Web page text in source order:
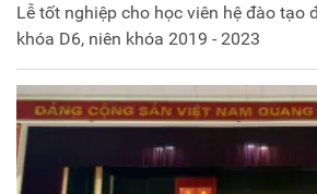
Lễ tốt nghiệp cho học viên hệ đào tạo
khóa D6, niên khóa 2019 - 2023